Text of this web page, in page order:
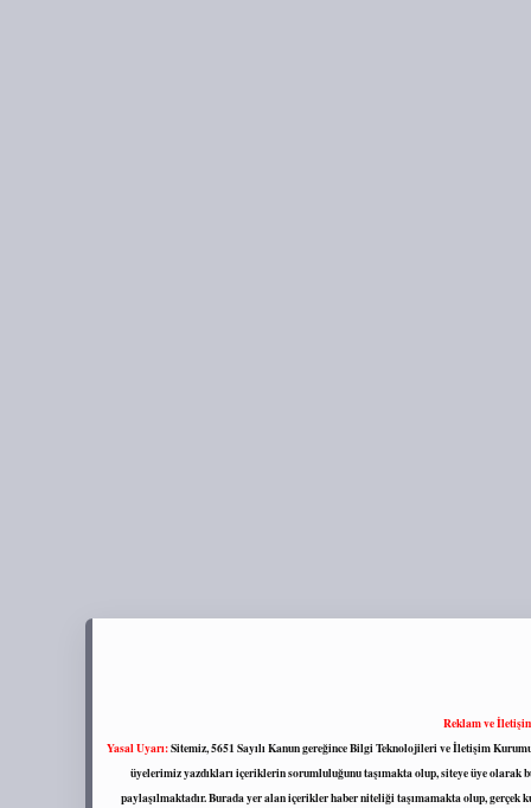
Reklam ve
Yasal Uyarı:Sitemiz, 5651 Sayılı Kanun gereğince Bilgi Teknolojileri ve İletişim
üyelerimiz yazdıkları içeriklerin sorumluluğunu taşımakta olup, siteye üye olarak
paylaşılmaktadır. Burada yer alan içerikler haber niteliği taşımamakta olup,